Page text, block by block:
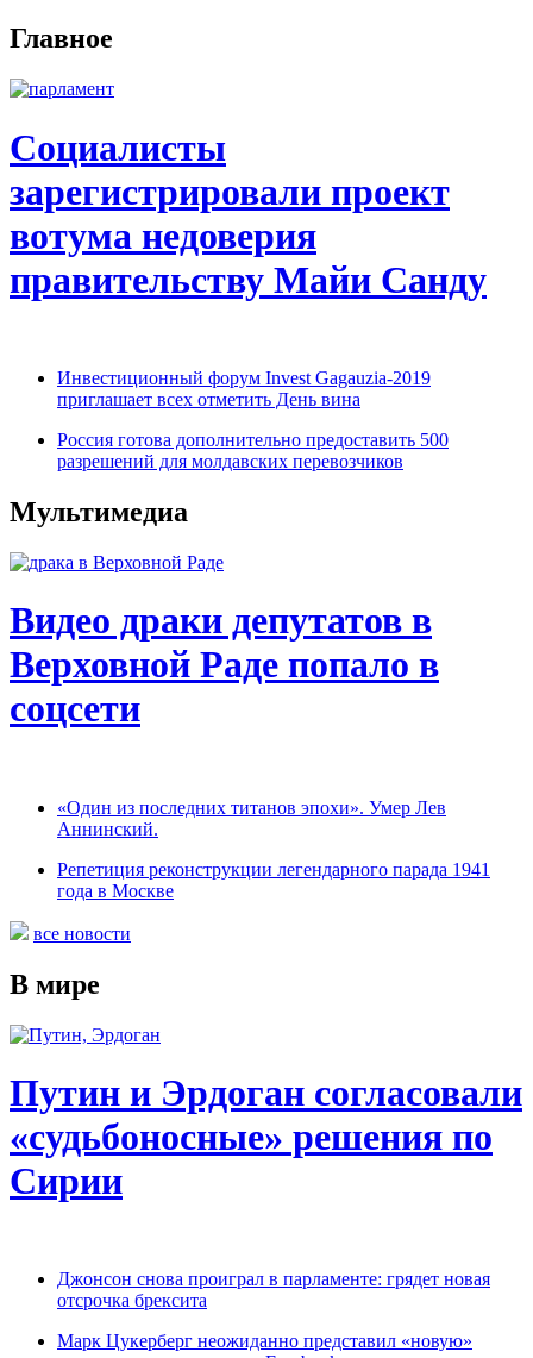
Главное
Социалисты
зарегистрировали проект
вотума недоверия
правительству Майи Санду
Инвестиционный форум Invest Gagauzia-2019
приглашает всех отметить День вина
Россия готова дополнительно предоставить 500
разрешений для молдавских перевозчиков
Мультимедиа
Видео драки депутатов в
Верховной Раде попало в
соцсети
«Один из последних титанов эпохи». Умер Лев
Аннинский.
Репетиция реконструкции легендарного парада 1941
года в Москве
все новости
В мире
Путин и Эрдоган согласовали
«судьбоносные» решения по
Сирии
Джонсон снова проиграл в парламенте: грядет новая
отсрочка брексита
Марк Цукерберг неожиданно представил «новую»